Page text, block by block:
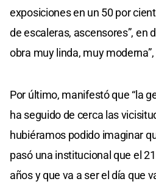
exposiciones en un 50 por
de escaleras, ascensores”, en
obra muy linda, muy
Por último, manifestó que “la
ha seguido de cerca las
hubiéramos podido imaginar
pasó una institucional que el
años y que va a ser el día que